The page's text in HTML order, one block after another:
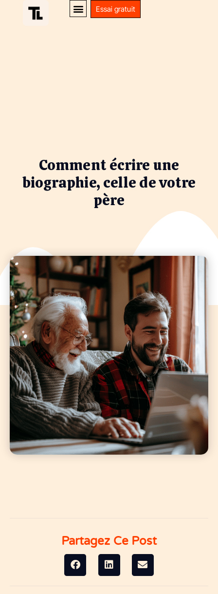
Essai gratuit
Comment écrire une
biographie, celle de votre
père
Partagez Ce Post